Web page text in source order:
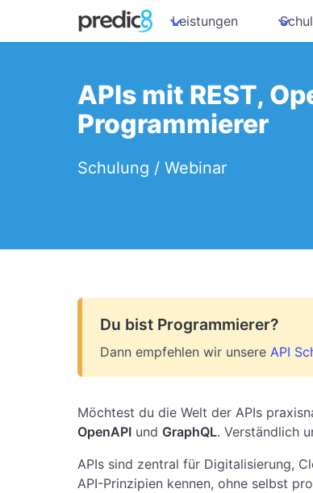
Leistungen
APIs mit REST,
Programmierer
Schulung / Webinar
Du bist Programmierer?
Dann empfehlen wir unsereAPI
Möchtest du die Welt der APIs
OpenAPI und GraphQL. Verständlich
APIs sind zentral für Digitalisierung,
API-Prinzipien kennen, ohne selbst